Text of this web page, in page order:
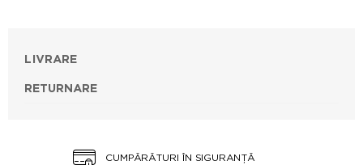
LIVRARE
RETURNARE
CUMPĂRĂTURI ÎN SIGURANȚĂ